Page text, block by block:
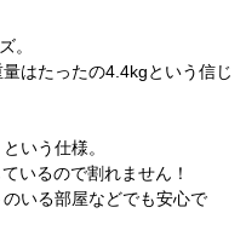
。
はたったの4.4kgという信じ
いう仕様。
いるので割れません！
いる部屋などでも安心で